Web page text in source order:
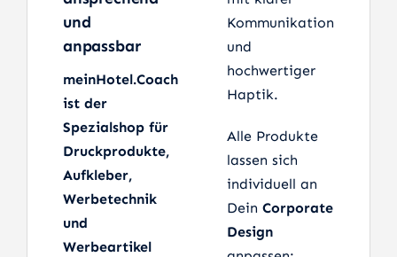
und
anpassbar
meinHotel.Coach
ist der
Spezialshop für
Druckprodukte,
Aufkleber,
Werbetechnik
und
Werbeartikel
Kommunikation
und
hochwertiger
Haptik.
Alle Produkte
lassen sich
individuell an
Dein Corporate
Design